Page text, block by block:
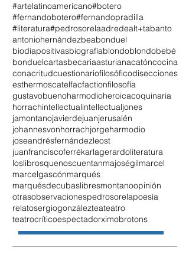
#artelatinoamericano#botero
#fernandobotero#fernandopradilla
#literatura#pedrosorelaadredealt+tabanto
antoniohernándezbeabonduel
biodiapositivasbiografíablondoblondobebé
bonduelcartasbecariaasturianacatóncocina
conacritudcuestionariofilosóficodisecciones
esthermoscatelfacfactionfilosofía
gustavobuenoharmodioheroicacoquinaria
horrachintellectualintellectualjones
jamontanojavierdejuanjerusalén
johannesvonhorrachjorgeharmodio
joseandrésfernándezleost
juanfranciscoferrékarlagerardoliteratura
loslibrosquenoscuentanmajoségilmarcel
marcelgascónmarqués
marquésdecubaslibresmontanoopinión
otrasobservacionespedrosorelapoesía
relatosergiogonzálezteateatro
teatrocríticoespectadorximobrotons